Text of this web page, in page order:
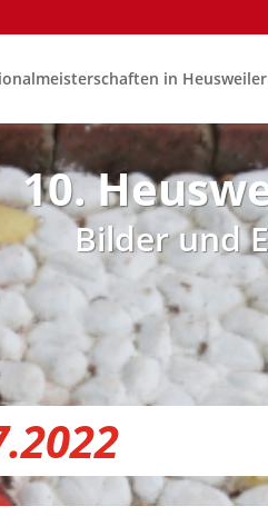
in Heusweiler
10.
Bilder und